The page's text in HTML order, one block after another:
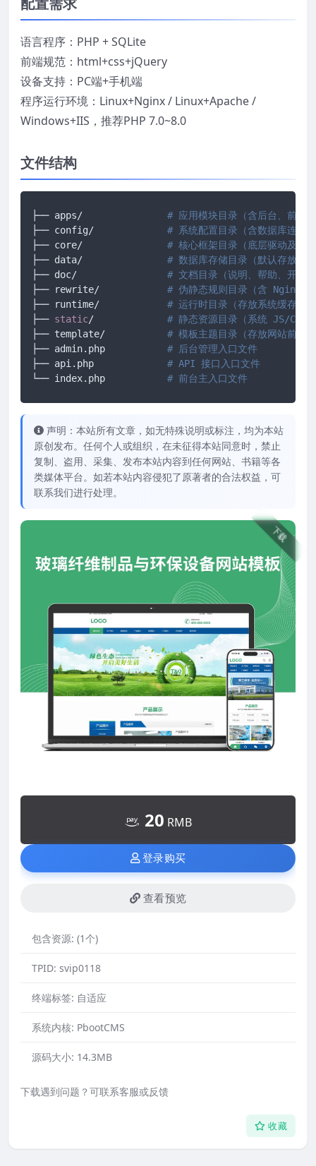
语言程序：PHP + SQLite
前端规范：html+css+jQuery
设备支持：PC端+手机端
程序运行环境：Linux+Nginx / Linux+Apache /
Windows+IIS，推荐PHP 7.0~8.0
文件结构
# 应用模块目录（含后台、前台
# 系统配置目录（含数据库连接
# 核心框架目录（底层驱动及框
# 数据库存储目录（默认存放
# 文档目录（说明、帮助、开发
# 伪静态规则目录（含 Nginx/
# 运行时目录（存放系统缓存、
├── static
# 静态资源目录（系统 JS/CSS
# 模板主题目录（存放网站前端
# 后台管理入口文件
# API 接口入口文件
# 前台主入口文件
声明：本站所有文章，如无特殊说明或标注，均为本站
原创发布。任何个人或组织，在未征得本站同意时，禁止
复制、盗用、采集、发布本站内容到任何网站、书籍等各
类媒体平台。如若本站内容侵犯了原著者的合法权益，可
联系我们进行处理。
下载
20 RMB
登录购买
查看预览
包含资源: (1个)
TPID: svip0118
终端标签: 自适应
系统内核: PbootCMS
源码大小: 14.3MB
下载遇到问题？可联系客服或反馈
收藏